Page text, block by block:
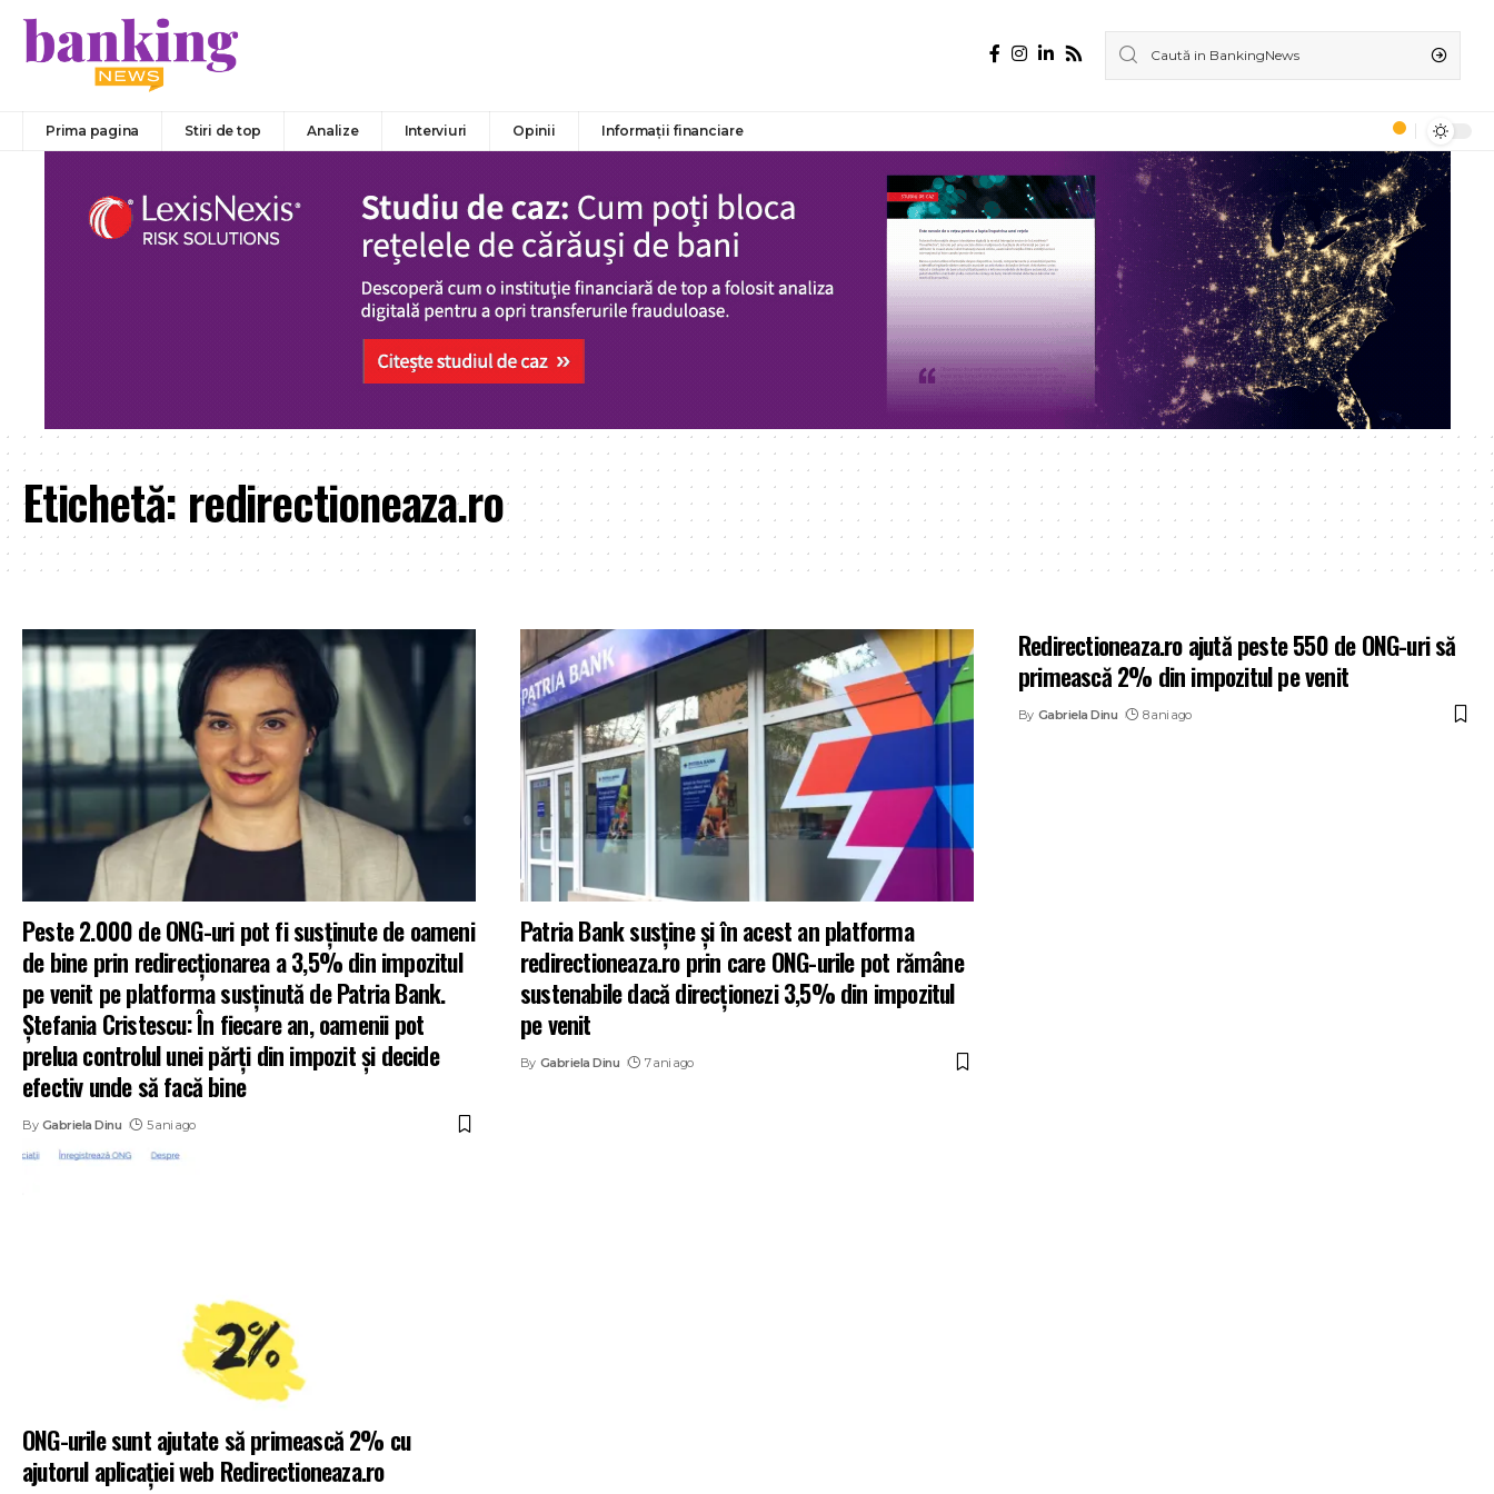
Prima pagina Stiri de top Analize Interviuri Opinii Informații financiare
Etichetă: redirectioneaza.ro
Peste 2.000 de ONG-uri pot fi susținute de oameni
de bine prin redirecționarea a 3,5% din impozitul
pe venit pe platforma susținută de Patria Bank.
Ștefania Cristescu: În fiecare an, oamenii pot
prelua controlul unei părți din impozit și decide
efectiv unde să facă bine
By Gabriela Dinu 5 ani ago
Patria Bank susține și în acest an platforma
redirectioneaza.ro prin care ONG-urile pot rămâne
sustenabile dacă direcționezi 3,5% din impozitul
pe venit
By Gabriela Dinu 7 ani ago
Redirectioneaza.ro ajută peste 550 de ONG-uri să
primească 2% din impozitul pe venit
By Gabriela Dinu 8 ani ago
ONG-urile sunt ajutate să primească 2% cu
ajutorul aplicației web Redirectioneaza.ro